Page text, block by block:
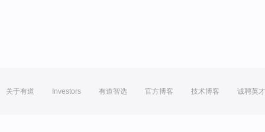
关于有道 Investors 有道智选 官方博客 技术博客 诚聘英才